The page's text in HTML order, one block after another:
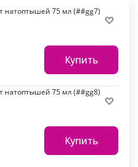
натоптышей 75 мл (##gg7)
Купить
натоптышей 75 мл (##gg8)
Купить